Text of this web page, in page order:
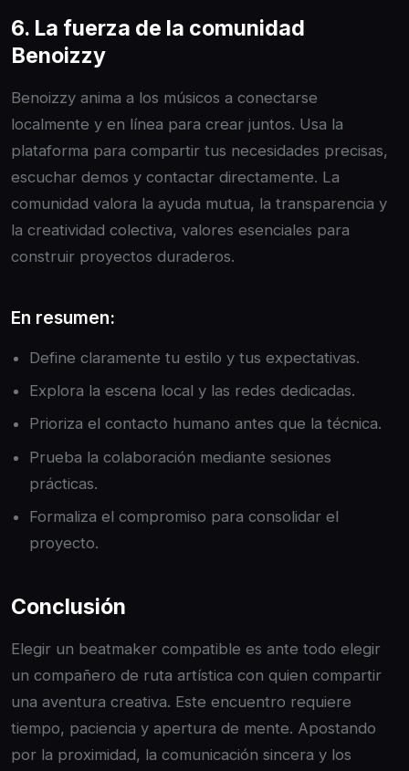
6. La fuerza de la comunidad
Benoizzy
Benoizzy anima a los músicos a conectarse
localmente y en línea para crear juntos. Usa la
plataforma para compartir tus necesidades precisas,
escuchar demos y contactar directamente. La
comunidad valora la ayuda mutua, la transparencia y
la creatividad colectiva, valores esenciales para
construir proyectos duraderos.
En resumen:
Define claramente tu estilo y tus expectativas.
Explora la escena local y las redes dedicadas.
Prioriza el contacto humano antes que la técnica.
Prueba la colaboración mediante sesiones
prácticas.
Formaliza el compromiso para consolidar el
proyecto.
Conclusión
Elegir un beatmaker compatible es ante todo elegir
un compañero de ruta artística con quien compartir
una aventura creativa. Este encuentro requiere
tiempo, paciencia y apertura de mente. Apostando
por la proximidad, la comunicación sincera y los